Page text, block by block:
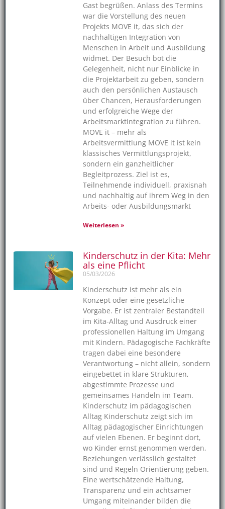
Gast begrüßen. Anlass des Termins
war die Vorstellung des neuen
Projekts MOVE it, das sich der
nachhaltigen Integration von
Menschen in Arbeit und Ausbildung
widmet. Der Besuch bot die
Gelegenheit, nicht nur Einblicke in
die Projektarbeit zu geben, sondern
auch den persönlichen Austausch
über Chancen, Herausforderungen
und erfolgreiche Wege der
Arbeitsmarktintegration zu führen.
MOVE it – mehr als
Arbeitsvermittlung MOVE it ist kein
klassisches Vermittlungsprojekt,
sondern ein ganzheitlicher
Begleitprozess. Ziel ist es,
Teilnehmende individuell, praxisnah
und nachhaltig auf ihrem Weg in den
Arbeits- oder Ausbildungsmarkt
Weiterlesen »
Kinderschutz in der Kita: Mehr
als eine Pflicht
05/03/2026
Kinderschutz ist mehr als ein
Konzept oder eine gesetzliche
Vorgabe. Er ist zentraler Bestandteil
im Kita-Alltag und Ausdruck einer
professionellen Haltung im Umgang
mit Kindern. Pädagogische Fachkräfte
tragen dabei eine besondere
Verantwortung – nicht allein, sondern
eingebettet in klare Strukturen,
abgestimmte Prozesse und
gemeinsames Handeln im Team.
Kinderschutz im pädagogischen
Alltag Kinderschutz zeigt sich im
Alltag pädagogischer Einrichtungen
auf vielen Ebenen. Er beginnt dort,
wo Kinder ernst genommen werden,
Beziehungen verlässlich gestaltet
sind und Regeln Orientierung geben.
Eine wertschätzende Haltung,
Transparenz und ein achtsamer
Umgang miteinander bilden die